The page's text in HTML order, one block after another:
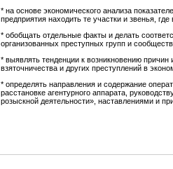
* на основе экономического анализа
предприятия находить те участки и звенья,
* обобщать отдельные факты и делать
организованных преступных групп и
* выявлять тенденции к возникновению
взяточничества и других преступлений в
* определять направления и содержание
расстановке агентурного аппарата,
розыскной деятельности», наставлениями и